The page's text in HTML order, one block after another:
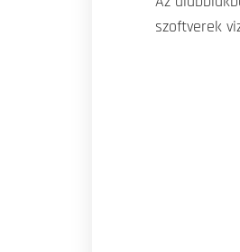
szoftverek